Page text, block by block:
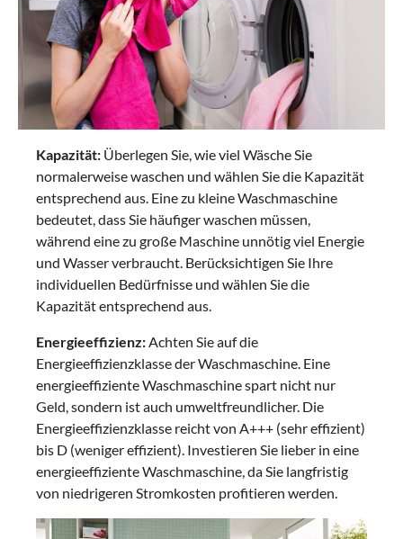
Kapazität: Überlegen Sie, wie viel Wäsche Sie
normalerweise waschen und wählen Sie die Kapazität
entsprechend aus. Eine zu kleine Waschmaschine
bedeutet, dass Sie häufiger waschen müssen,
während eine zu große Maschine unnötig viel Energie
und Wasser verbraucht. Berücksichtigen Sie Ihre
individuellen Bedürfnisse und wählen Sie die
Kapazität entsprechend aus.
Energieeffizienz:Achten Sie auf die
Energieeffizienzklasse der Waschmaschine. Eine
energieeffiziente Waschmaschine spart nicht nur
Geld, sondern ist auch umweltfreundlicher. Die
Energieeffizienzklasse reicht von A+++ (sehr effizient)
bis D (weniger effizient). Investieren Sie lieber in eine
energieeffiziente Waschmaschine, da Sie langfristig
von niedrigeren Stromkosten profitieren werden.